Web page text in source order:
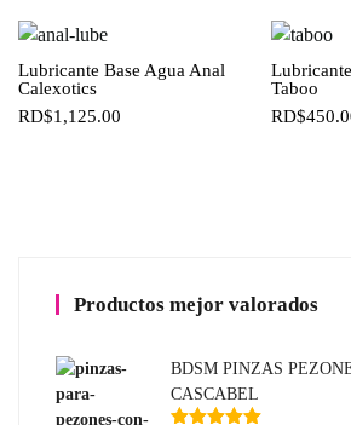
Lubricante Base Agua Anal
Calexotics
RD$1,125.00
Taboo
RD$
Productos mejor valorados
BDSM PINZAS
CASCABEL